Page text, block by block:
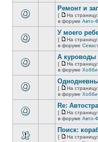
непрочитанных
сообщений.
непрочитанных
сообщений.
этой
непрочитанных
Ремонт и
[
На
страницу
На страницу:
в форуме Авто-
этой
непрочитанных
сообщений.
У моего
[
На
страницу
На страницу:
в форуме
этой
непрочитанных
сообщений.
А куроводы
[
На
страницу
На страницу:
в форуме Хобби
этой
непрочитанных
сообщений.
[
На
страницу
На страницу:
в форуме Хобби
этой
Re:
[
На
страницу
На страницу:
в форуме Авто-
Поиск:
[
На страницу: